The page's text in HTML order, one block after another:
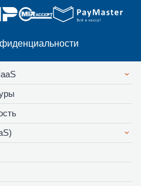
99,95% с финансовыми